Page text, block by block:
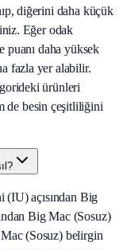
diğerini daha küçük
Eğer odak
puanı daha yüksek
fazla yer alabilir.
ürünleri
de besin çeşitliliğini
(IU) açısından Big
Big Mac (Sosuz)
(Sosuz) belirgin